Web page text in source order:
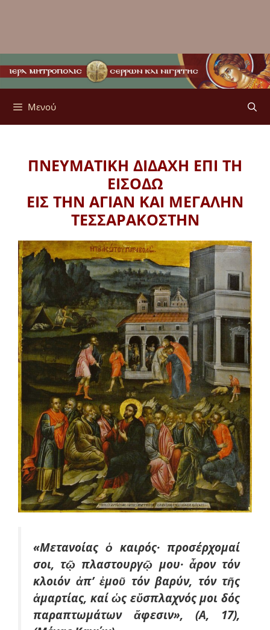
Μενού
ΠΝΕΥΜΑΤΙΚΗ ΔΙΔΑΧΗ ΕΠΙ ΤΗ
ΕΙΣΟΔΩ
ΕΙΣ ΤΗΝ ΑΓΙΑΝ ΚΑΙ ΜΕΓΑΛΗΝ
ΤΕΣΣΑΡΑΚΟΣΤΗΝ
«Μετανοίας ὁ καιρός· προσέρχομαί
σοι, τῷ πλαστουργῷ μου· ἆρον τόν
κλοιόν ἀπ’ ἐμοῦ τόν βαρύν, τόν τῆς
ἁμαρτίας, καί ὡς εὔσπλαχνός μοι δός
παραπτωμάτων ἄφεσιν», (Α, 17),